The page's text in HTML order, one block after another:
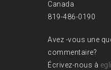
Canada
819-486-0190
Avez -vous une
commentaire?
Écrivez-nous à